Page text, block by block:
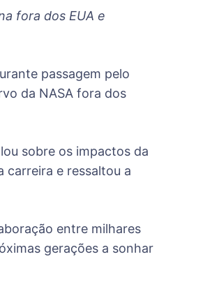
fora dos EUA e
passagem pelo
da NASA fora dos
sobre os impactos da
e ressaltou a
entre milhares
gerações a sonhar